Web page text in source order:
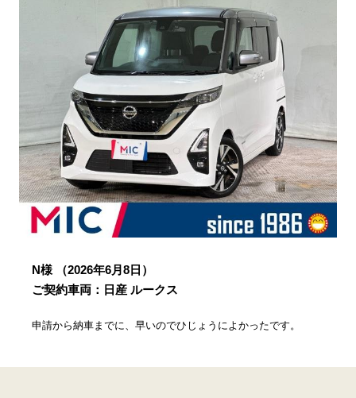
N様
（2026年6月8日）
ご契約車両：日産 ルークス
申請から納車までに、早いのでひじょうによかったです。